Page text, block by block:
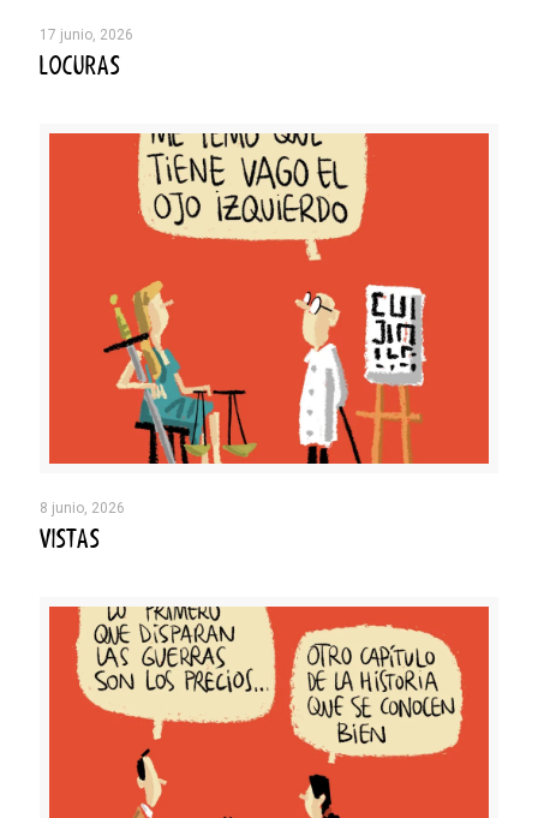
17 junio, 2026
LOCURAS
8 junio, 2026
VISTAS